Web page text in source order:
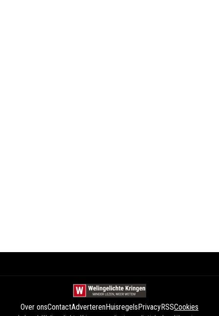
Over onsContactAdverterenHuisregels PrivacyRSSCookies